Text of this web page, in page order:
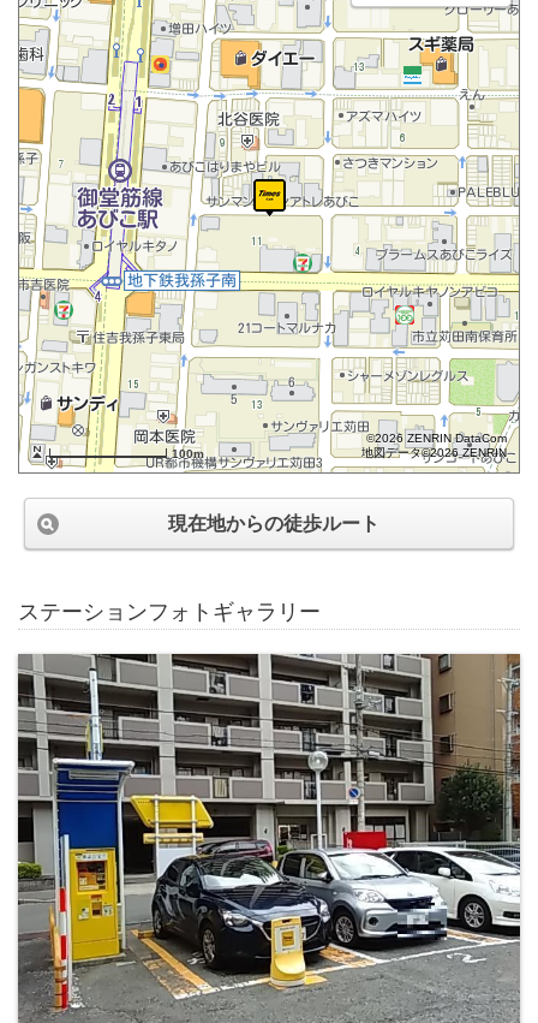
100m
©2026 ZENRIN DataCom
地図データ©2026 ZENRIN
現在地からの徒歩ルート
ステーションフォトギャラリー